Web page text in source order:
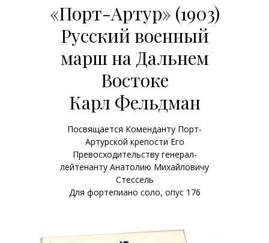
«Порт-Артур» (1903)
Русский военный
марш на Дальнем
Востоке
Карл Фельдман
Посвящается Коменданту Порт-
Артурской крепости Его
Превосходительству генерал-
лейтенанту Анатолию Михайловичу
Стессель
Для фортепиано соло, опус 176